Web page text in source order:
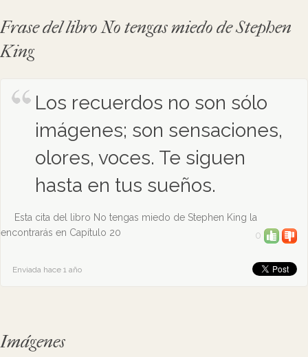
Frase del libro No tengas miedo de Stephen
King
Los recuerdos no son sólo
imágenes; son sensaciones,
olores, voces. Te siguen
hasta en tus sueños.
Esta cita del libro No tengas miedo de Stephen King la
encontrarás en Capítulo 20
0
Enviada hace 1 año
Imágenes